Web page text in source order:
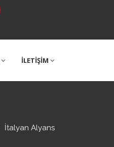
İLETİŞİM
İtalyan Alyans